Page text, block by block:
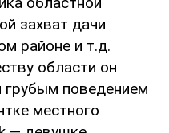
захват дачи
районе и т.д.
области он
грубым поведением
местного